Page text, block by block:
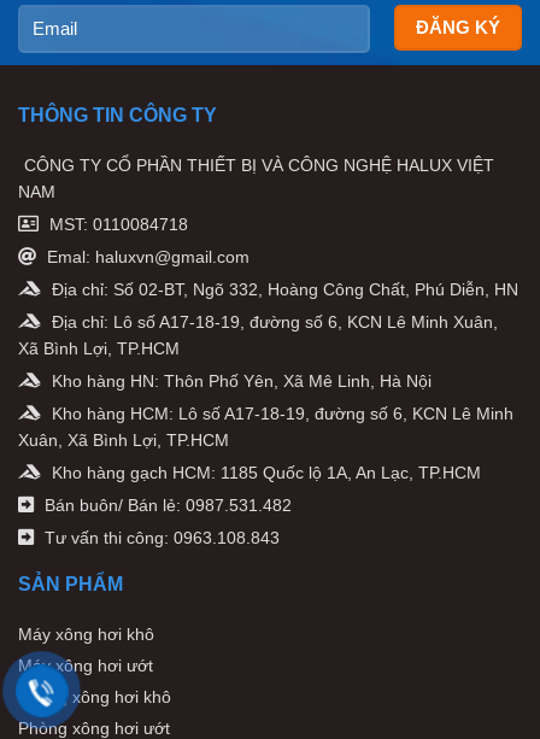
THÔNG TIN CÔNG TY
CÔNG TY CỔ PHẦN THIẾT BỊ VÀ CÔNG NGHỆ HALUX VIỆT
NAM
MST: 0110084718
Emal: haluxvn@gmail.com
Địa chỉ: Số 02-BT, Ngõ 332, Hoàng Công Chất, Phú Diễn, HN
Địa chỉ: Lô số A17-18-19, đường số 6, KCN Lê Minh Xuân,
Xã Bình Lợi, TP.HCM
Kho hàng HN: Thôn Phố Yên, Xã Mê Linh, Hà Nội
Kho hàng HCM: Lô số A17-18-19, đường số 6, KCN Lê Minh
Xuân, Xã Bình Lợi, TP.HCM
Kho hàng gạch HCM: 1185 Quốc lộ 1A, An Lạc, TP.HCM
Bán buôn/ Bán lẻ: 0987.531.482
Tư vấn thi công: 0963.108.843
SẢN PHẨM
Máy xông hơi khô
Máy xông hơi ướt
Phòng xông hơi khô
Phòng xông hơi ướt